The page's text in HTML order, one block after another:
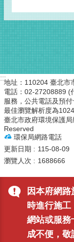
因本府網
時進行施
網站或服務
成不便，敬
:::地址：110204 臺北市
電話：02-27208889 (
服務，公共電話及預
最佳瀏覽解析度為
臺北市政府環境保護
Reserved
環保局網路電話
更新日期
115-08-09
瀏覽人次
1688666